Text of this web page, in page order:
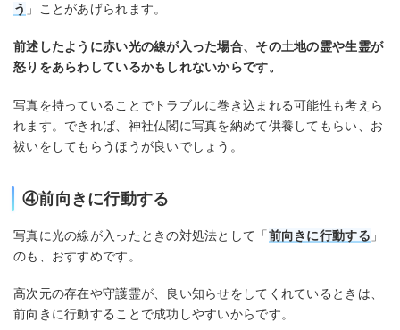
う 」ことがあげられます。
前述したように赤い光の線が入った場合、その土地の霊や生霊が
怒りをあらわしているかもしれないからです。
写真を持っていることでトラブルに巻き込まれる可能性も考えら
れます。できれば、神社仏閣に写真を納めて供養してもらい、お
祓いをしてもらうほうが良いでしょう。
④前向きに行動する
写真に光の線が入ったときの対処法として「前向きに行動する 」
のも、おすすめです。
高次元の存在や守護霊が、良い知らせをしてくれているときは、
前向きに行動することで成功しやすいからです。